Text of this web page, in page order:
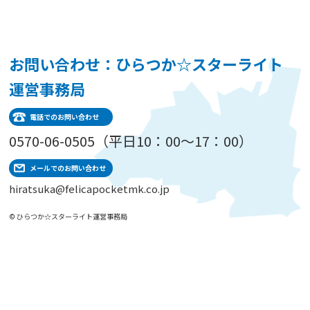
お問い合わせ：ひらつか☆スターライト
運営事務局
電話でのお問い合わせ
0570-06-0505（平日10：00～17：00）
メールでのお問い合わせ
hiratsuka@felicapocketmk.co.jp
© ひらつか☆スターライト運営事務局